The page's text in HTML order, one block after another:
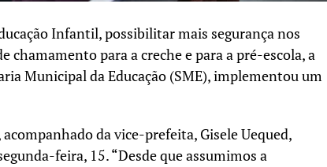
Infantil, possibilitar mais segurança nos
chamamento para a creche e para a pré-escola, a
Municipal da Educação (SME), implementou um
da vice-prefeita, Gisele Uequed,
feira, 15. “Desde que assumimos a